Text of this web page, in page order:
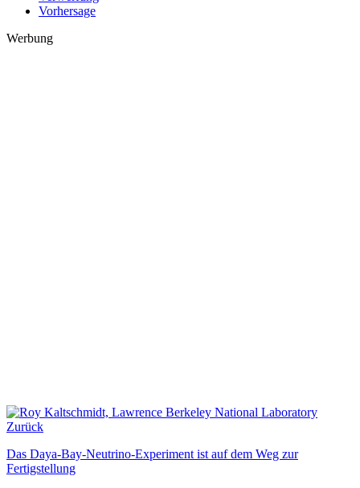
Vorhersage
Werbung
Zurück
Das Daya-Bay-Neutrino-Experiment ist auf dem Weg zur
Fertigstellung